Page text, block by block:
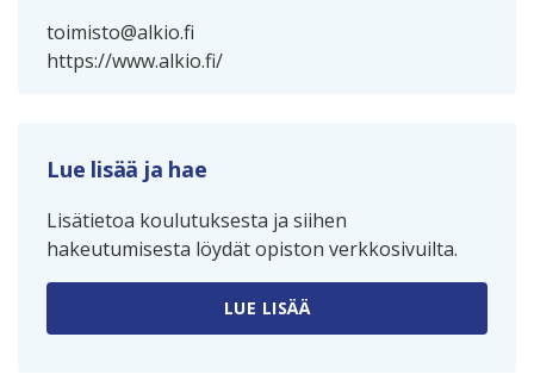
toimisto@alkio.fi
https://www.alkio.fi/
Lue lisää ja hae
Lisätietoa koulutuksesta ja siihen
hakeutumisesta löydät opiston verkkosivuilta.
LUE LISÄÄ